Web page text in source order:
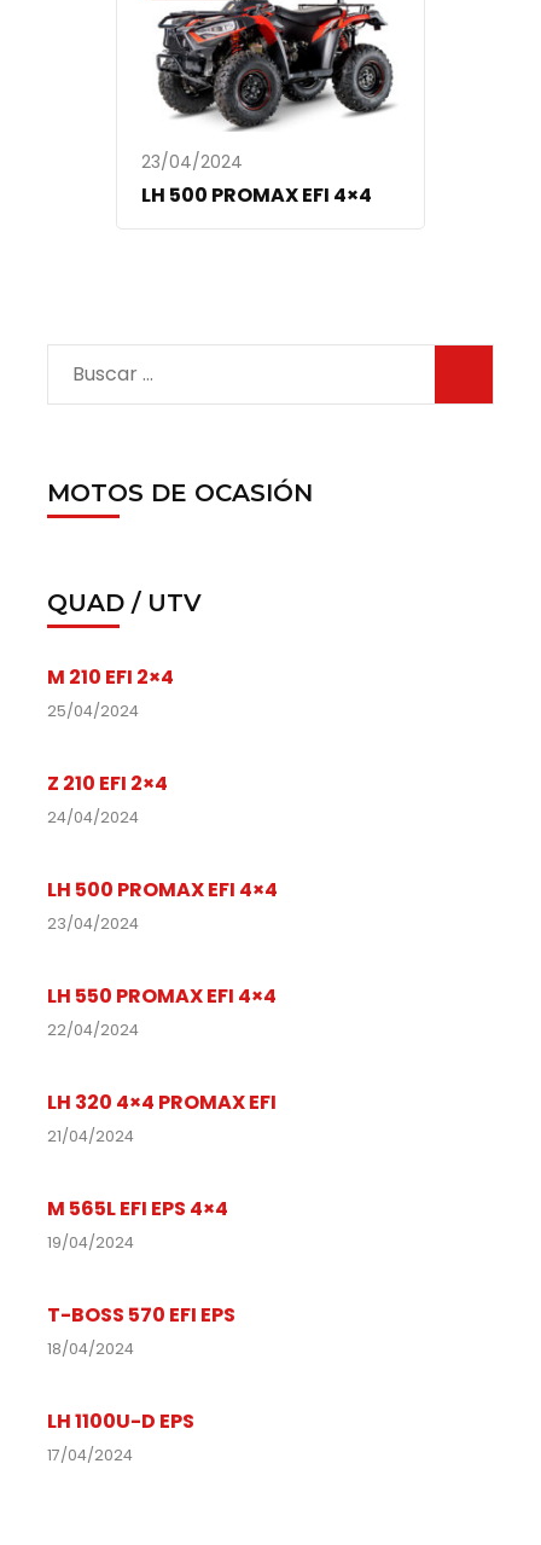
23/04/2024
LH 500 PROMAX EFI 4×4
MOTOS DE OCASIÓN
QUAD / UTV
M 210 EFI 2×4
25/04/2024
Z 210 EFI 2×4
24/04/2024
LH 500 PROMAX EFI 4×4
23/04/2024
LH 550 PROMAX EFI 4×4
22/04/2024
LH 320 4×4 PROMAX EFI
21/04/2024
M 565L EFI EPS 4×4
19/04/2024
T-BOSS 570 EFI EPS
18/04/2024
LH 1100U-D EPS
17/04/2024